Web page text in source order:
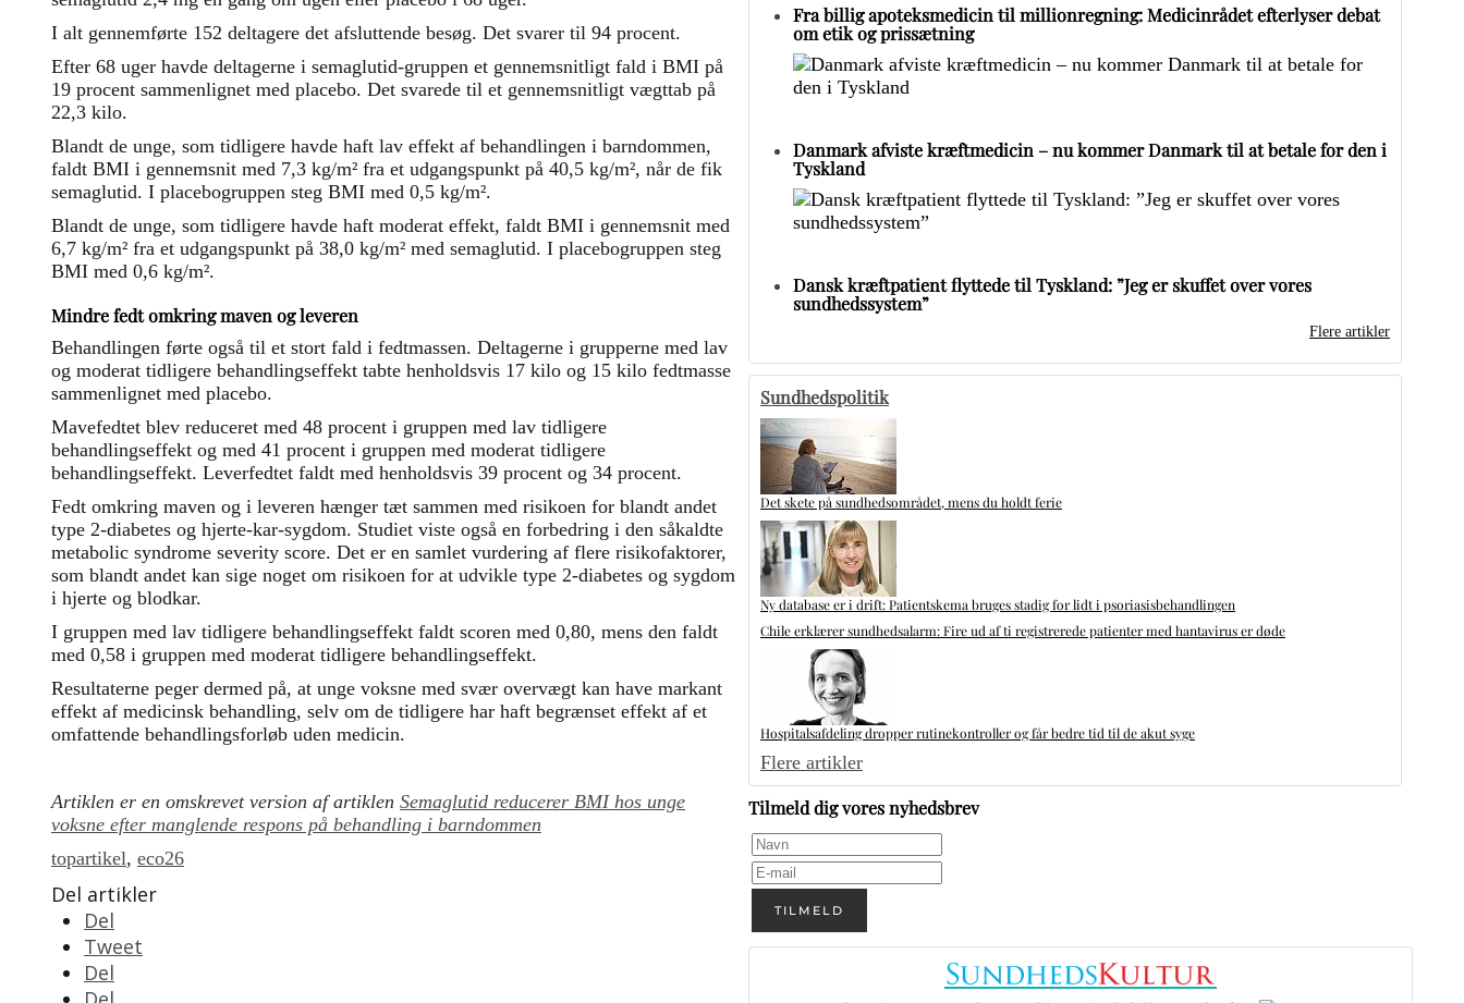
I alt gennemførte 152 deltagere det afsluttende besøg. Det svarer til 94 procent.
Efter 68 uger havde deltagerne i semaglutid-gruppen et gennemsnitligt fald i BMI på
19 procent sammenlignet med placebo. Det svarede til et gennemsnitligt vægttab på
22,3 kilo.
Blandt de unge, som tidligere havde haft lav effekt af behandlingen i barndommen,
faldt BMI i gennemsnit med 7,3 kg/m² fra et udgangspunkt på 40,5 kg/m², når de fik
semaglutid. I placebogruppen steg BMI med 0,5 kg/m².
Blandt de unge, som tidligere havde haft moderat effekt, faldt BMI i gennemsnit med
6,7 kg/m² fra et udgangspunkt på 38,0 kg/m² med semaglutid. I placebogruppen steg
BMI med 0,6 kg/m².
Mindre fedt omkring maven og leveren
Behandlingen førte også til et stort fald i fedtmassen. Deltagerne i grupperne med lav
og moderat tidligere behandlingseffekt tabte henholdsvis 17 kilo og 15 kilo fedtmasse
sammenlignet med placebo.
Mavefedtet blev reduceret med 48 procent i gruppen med lav tidligere
behandlingseffekt og med 41 procent i gruppen med moderat tidligere
behandlingseffekt. Leverfedtet faldt med henholdsvis 39 procent og 34 procent.
Fedt omkring maven og i leveren hænger tæt sammen med risikoen for blandt andet
type 2-diabetes og hjerte-kar-sygdom. Studiet viste også en forbedring i den såkaldte
metabolic syndrome severity score. Det er en samlet vurdering af flere risikofaktorer,
som blandt andet kan sige noget om risikoen for at udvikle type 2-diabetes og sygdom
i hjerte og blodkar.
I gruppen med lav tidligere behandlingseffekt faldt scoren med 0,80, mens den faldt
med 0,58 i gruppen med moderat tidligere behandlingseffekt.
Resultaterne peger dermed på, at unge voksne med svær overvægt kan have markant
effekt af medicinsk behandling, selv om de tidligere har haft begrænset effekt af et
omfattende behandlingsforløb uden medicin.
Artiklen er en omskrevet version af artiklen Semaglutid reducerer BMI hos unge
voksne efter manglende respons på behandling i barndommen
topartikel, eco26
Del artikler
Del
Tweet
Del
Fra billig apoteksmedicin til millionregning: Medicinrådet efterlyser debat
om etik og prissætning
Danmark afviste kræftmedicin – nu kommer Danmark til at betale for den i
Tyskland
Dansk kræftpatient flyttede til Tyskland: ”Jeg er skuffet over vores
sundhedssystem”
Flere artikler
Sundhedspolitik
Det skete på sundhedsområdet, mens du holdt ferie
Ny database er i drift: Patientskema bruges stadig for lidt i psoriasisbehandlingen
Chile erklærer sundhedsalarm: Fire ud af ti registrerede patienter med hantavirus er døde
Hospitalsafdeling dropper rutinekontroller og får bedre tid til de akut syge
Flere artikler
Tilmeld dig vores nyhedsbrev
TILMELD